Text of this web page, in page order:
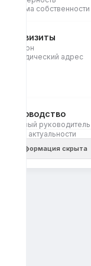
Форма собственности
Реквизиты
Регион
Юридический адрес
Руководство
Первый руководитель
Дата актуальности
Информация скрыта